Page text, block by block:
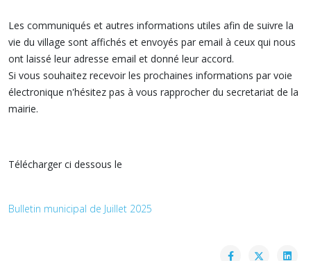
Les communiqués et autres informations utiles afin de suivre la
vie du village sont affichés et envoyés par email à ceux qui nous
ont laissé leur adresse email et donné leur accord.
Si vous souhaitez recevoir les prochaines informations par voie
électronique n'hésitez pas à vous rapprocher du secretariat de la
mairie.
Télécharger ci dessous le
Bulletin municipal de Juillet 2025